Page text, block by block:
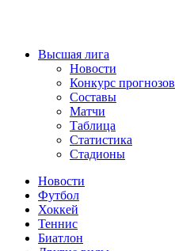
Высшая лига
Новости
Конкурс прогнозов
Составы
Матчи
Таблица
Статистика
Стадионы
Новости
Футбол
Хоккей
Теннис
Биатлон